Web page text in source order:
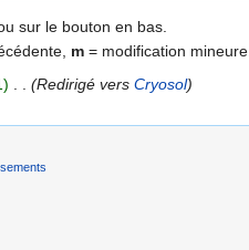
sur le bouton en bas.
m = modification mineure.
(Redirigé vers Cryosol)